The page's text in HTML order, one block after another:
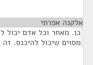
אלקנה אפרתי
כן. מאחר וכל אדם יכול
מסוים שיכול להיכנס.